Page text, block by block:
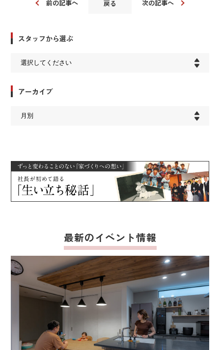
前の記事へ
戻る
次の記事へ
スタッフから選ぶ
アーカイブ
最新のイベント情報